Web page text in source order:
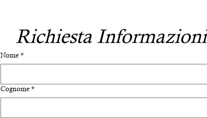
Richiesta Informazioni
Nome *
Cognome *